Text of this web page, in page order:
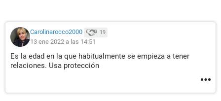
Carolinarocco2000 19
13 ene 2022 a las 14:51
Es la edad en la que habitualmente se empieza a tener
relaciones. Usa protección